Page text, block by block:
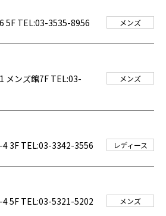
5F TEL:03-3535-8956 メンズ
メンズ館7F TEL:03-
メンズ
3F TEL:03-3342-3556 レディース
5F TEL:03-5321-5202 メンズ